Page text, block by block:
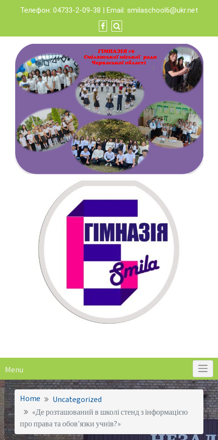
content
Телефон: 04733-2-09-38 | Email: smilaschool6@ukr.net
Menu
Home
Uncategorized
«Де розташований в школі стенд з інформацією
про права та обов’язки учнів?»